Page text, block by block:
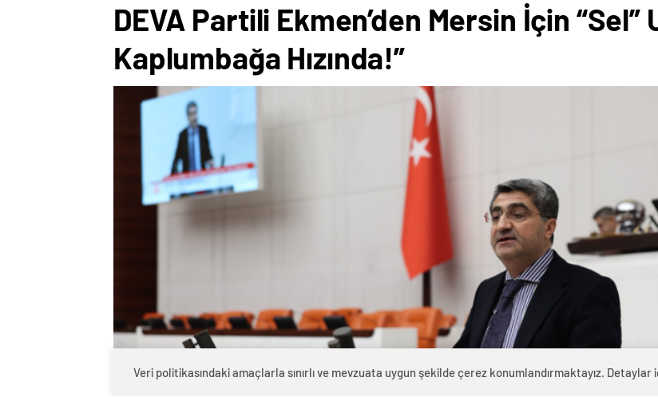
DEVA Partili Ekmen’den Mersin İçin “Sel”
Kaplumbağa Hızında!”
Veri politikasındaki amaçlarla sınırlı ve mevzuata uygun şekilde çerez konumlandırmaktayız. Detaylar